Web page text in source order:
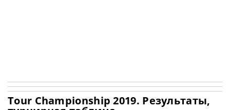
Tour Championship 2019. Результаты,